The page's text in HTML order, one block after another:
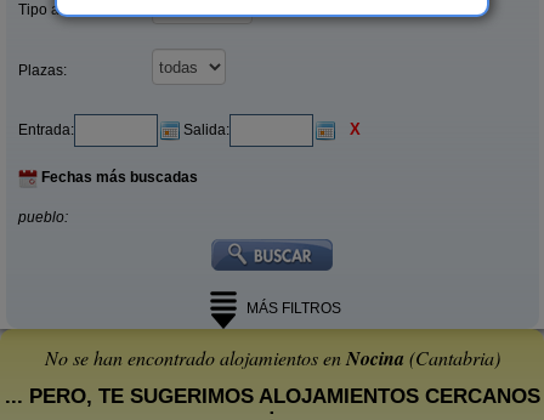
Tipo alquiler:
Plazas:
Entrada: Salida: X
Fechas más buscadas
pueblo:
MÁS FILTROS
No se han encontrado alojamientos enNocina (Cantabria)
... PERO, TE SUGERIMOS ALOJAMIENTOS CERCANOS